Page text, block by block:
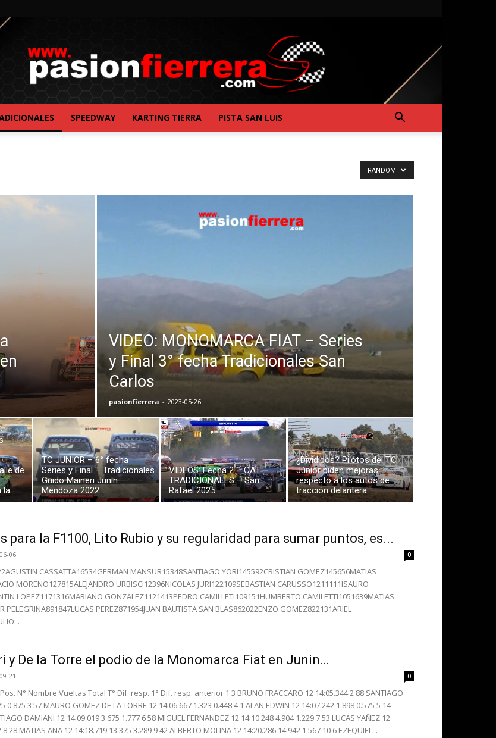
SPEEDWAY KARTING TIERRA PISTA SAN LUIS
RANDOM
VIDEO: MONOMARCA FIAT – Series
y Final 3° fecha Tradicionales San
Carlos
pasionfierrera - 2023-05-26
de
TC JUNIOR – 6° fecha
Series y Final – Tradicionales
Guido Maineri Junin
Mendoza 2022
VIDEOS: Fecha 2 – CAT.
TRADICIONALES – San
Rafael 2025
¿Divididos? Pilotos del TC
Júnior piden mejoras
respecto a los autos de
tracción delantera…
para la F1100, Lito Rubio y su regularidad para sumar puntos, es...
06 0
CASSATTA16534GERMAN MANSUR15348SANTIAGO YORI145592CRISTIAN GOMEZ145656MATIAS
MORENO127815ALEJANDRO URBISCI12396NICOLAS JURI122109SEBASTIAN CARUSSO1211111ISAURO
LOPEZ1171316MARIANO GONZALEZ1121413PEDRO CAMILLETI109151HUMBERTO CAMILETTI1051639MATIAS
PELEGRINA891847LUCAS PEREZ871954JUAN BAUTISTA SAN BLAS862022ENZO GOMEZ822131ARIEL
y De la Torre el podio de la Monomarca Fiat en Junin…
21 0
Pos. N° Nombre Vueltas Total T° Dif. resp. 1° Dif. resp. anterior 1 3 BRUNO FRACCARO 12 14:05.344 2 88 SANTIAGO
0.875 3 57 MAURO GOMEZ DE LA TORRE 12 14:06.667 1.323 0.448 4 1 ALAN EDWIN 12 14:07.242 1.898 0.575 5 14
DAMIANI 12 14:09.019 3.675 1.777 6 58 MIGUEL FERNANDEZ 12 14:10.248 4.904 1.229 7 53 LUCAS YAÑEZ 12
28 MATIAS ANA 12 14:18.719 13.375 3.289 9 42 ALBERTO MOLINA 12 14:20.286 14.942 1.567 10 6 EZEQUIEL...